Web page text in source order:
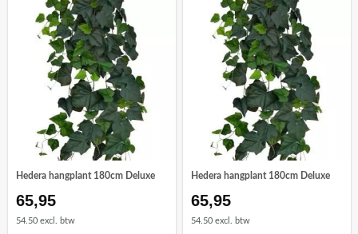
Hedera hangplant 180cm Deluxe
65,95
54.50 excl. btw
Hedera hangplant 180cm Deluxe
65,95
54.50 excl. btw